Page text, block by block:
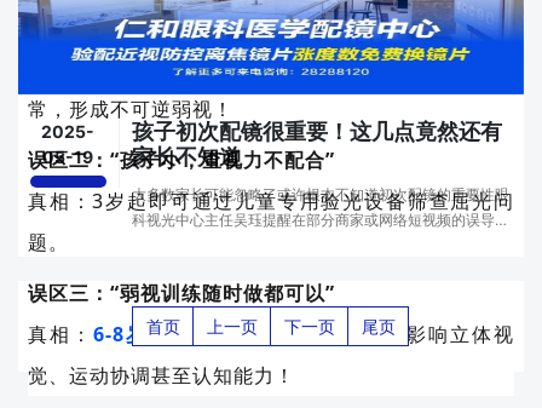
误区一：“远视不用管，长大就好了”
真相：中高度远视若不矫正，会导致视觉皮层发育异
常，形成不可逆弱视！
误区二：“孩子小，查视力不配合”
真相：3岁起即可通过儿童专用验光设备筛查屈光问
题。
误区三：“弱视训练随时做都可以”
真相： 6-8岁是弱视黄金治疗期，
错过将影响立体视
觉、运动协调甚至认知能力！
2025-
05-19
孩子初次配镜很重要！这几点竟然还有
家长不知道
大多数家长可能忽略了或许根本不知道初次配镜的重要性眼
科视光中心主任吴珏提醒在部分商家或网络短视频的误导下
首页 上一页 下一页 尾页